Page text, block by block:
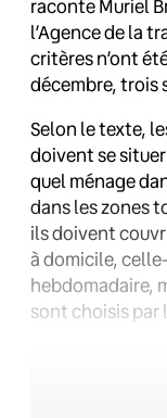
raconte Muriel
l’Agence de la
critères n’ont
décembre, trois
Selon le texte,
doivent se
quel ménage
dans les zones
ils doivent
à domicile,
hebdomadaire,
sont choisis